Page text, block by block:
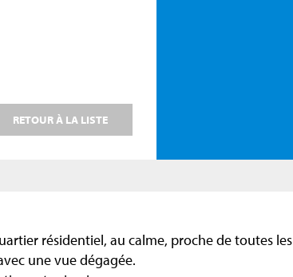
RETOUR À LA LISTE
résidentiel, au calme, proche de toutes les
une vue dégagée.